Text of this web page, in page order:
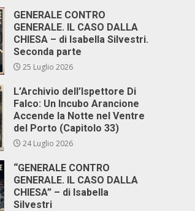
GENERALE CONTRO
GENERALE. IL CASO DALLA
CHIESA – di Isabella Silvestri.
Seconda parte
25 Luglio 2026
L’Archivio dell’Ispettore Di
Falco: Un Incubo Arancione
Accende la Notte nel Ventre
del Porto (Capitolo 33)
24 Luglio 2026
“GENERALE CONTRO
GENERALE. IL CASO DALLA
CHIESA” – di Isabella
Silvestri